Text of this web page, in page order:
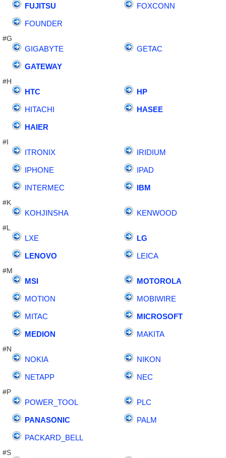
FUJITSU FOXCONN
FOUNDER
#G
GIGABYTE GETAC
GATEWAY
#H
HTC HP
HITACHI HASEE
HAIER
#I
ITRONIX IRIDIUM
IPHONE IPAD
INTERMEC IBM
#K
KOHJINSHA KENWOOD
#L
LXE LG
LENOVO LEICA
#M
MSI MOTOROLA
MOTION MOBIWIRE
MITAC MICROSOFT
MEDION MAKITA
#N
NOKIA NIKON
NETAPP NEC
#P
POWER_TOOL PLC
PANASONIC PALM
PACKARD_BELL
#S